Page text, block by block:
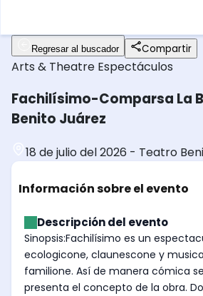
Regresar al buscador Compartir
Arts & Theatre Espectáculos
Fachilísimo-Comparsa La
Benito Juárez
18 de julio del 2026 - Teatro
Información sobre el evento
Descripción del evento
Sinopsis:Fachilísimo es un
ecologicone, claunescone y
familione. Así de manera cómica
presenta el concepto de la obra.